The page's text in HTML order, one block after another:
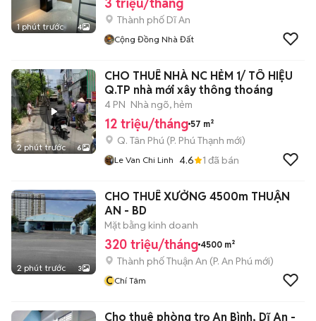
1 phút trước 4
Thành phố Dĩ An
Cộng Đồng Nhà Đất
2 phút trước 6
CHO THUÊ NHÀ NC HẺM 1/ TÔ HIỆU
Q.TP nhà mới xây thông thoáng
4 PN Nhà ngõ, hẻm
12 triệu/tháng 57 m²
Q. Tân Phú (P. Phú Thạnh mới)
Le Van Chi Linh 4.6 1 đã bán
2 phút trước 3
CHO THUÊ XƯỞNG 4500m THUẬN
AN - BD
Mặt bằng kinh doanh
320 triệu/tháng 4500 m²
Thành phố Thuận An (P. An Phú mới)
CChí Tâm
Cho thuê phòng trọ An Bình, Dĩ An -